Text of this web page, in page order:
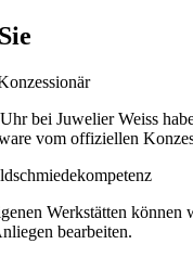
bei Juwelier Weiss
vom offiziellen
Werkstätten können
bearbeiten.